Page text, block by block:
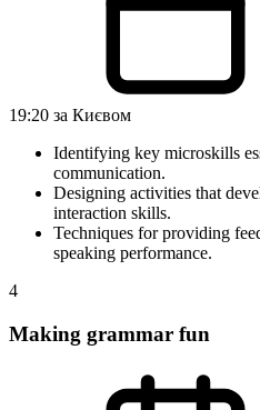
19:20 за Києвом
Identifying key microskills
communication.
Designing activities that
interaction skills.
Techniques for providing
speaking performance.
4
Making grammar fun